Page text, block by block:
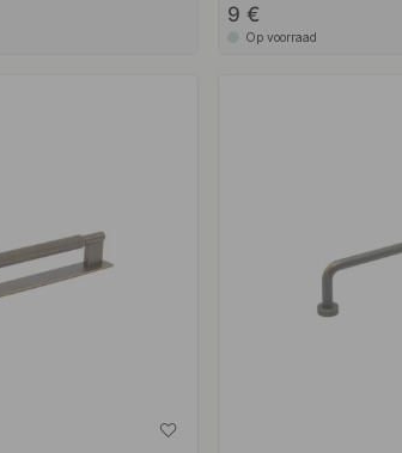
9 €
Op voorraad